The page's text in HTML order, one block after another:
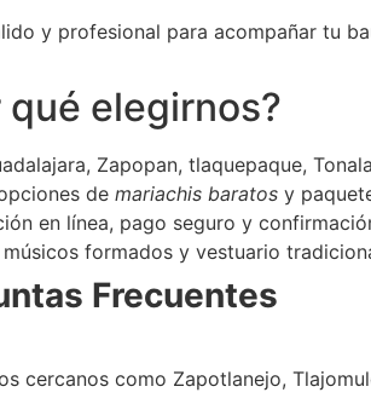
y profesional para acompañar tu
qué elegirnos?
Zapopan, tlaquepaque,
de mariachis baratos y
en línea, pago seguro y
músicos formados y vestuario
Frecuentes
cercanos como Zapotlanejo,